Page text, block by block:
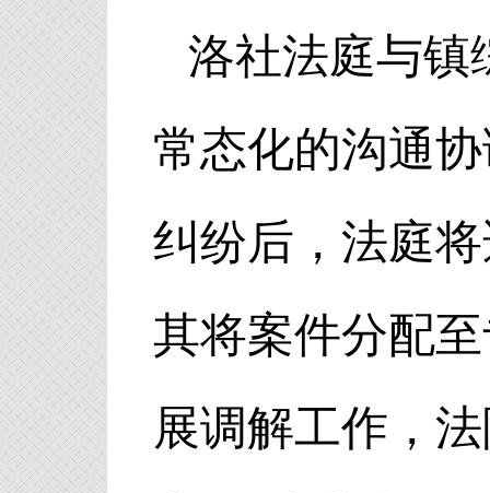
洛社法庭与镇
常态化的沟通
纠纷后，法庭
其将案件分配
展调解工作，